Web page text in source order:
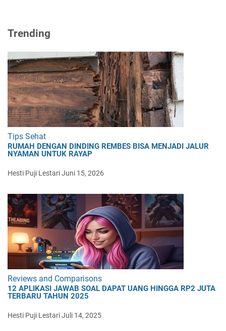
Trending
Tips Sehat
RUMAH DENGAN DINDING REMBES BISA MENJADI JALUR
NYAMAN UNTUK RAYAP
Hesti Puji LestariJuni 15, 2026
Reviews and Comparisons
12 APLIKASI JAWAB SOAL DAPAT UANG HINGGA RP2 JUTA
TERBARU TAHUN 2025
Hesti Puji LestariJuli 14, 2025